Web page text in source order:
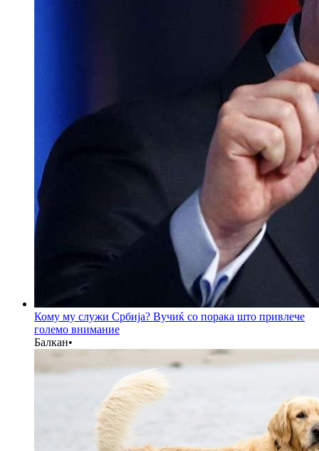
Кому му служи Србија? Вучиќ со порака што привлече
големо внимание
Балкан•